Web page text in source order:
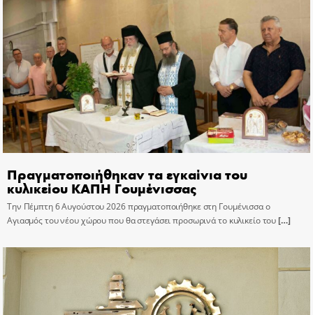
Πραγματοποιήθηκαν τα εγκαίνια του
κυλικείου ΚΑΠΗ Γουμένισσας
Την Πέμπτη 6 Αυγούστου 2026 πραγματοποιήθηκε στη Γουμένισσα ο
Αγιασμός του νέου χώρου που θα στεγάσει προσωρινά το κυλικείο του[…]